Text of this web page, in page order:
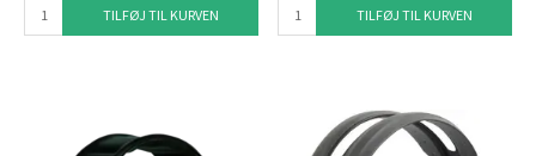
TILFØJ TIL KURVEN TILFØJ TIL KURVEN